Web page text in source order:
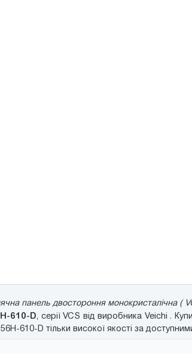
панель двостороння монокристалічна (
610-D, серії VCS від виробника Veichi .
610-D тільки високої якості за